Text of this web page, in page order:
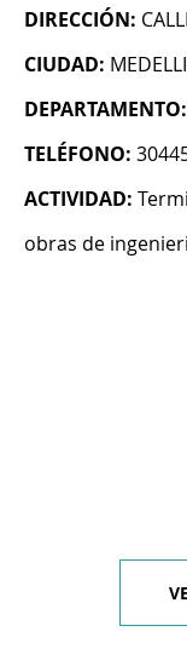
DIRECCIÓN:
CIUDAD:
DEPARTAMENTO:
TELÉFONO:
ACTIVIDAD:
obras de